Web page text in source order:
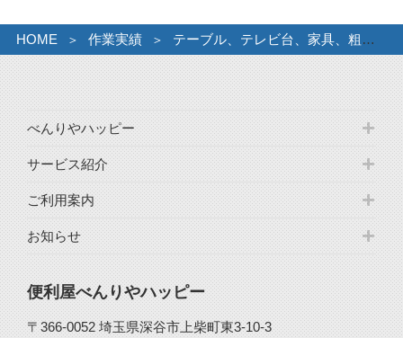
HOME 作業実績 テーブル、テレビ台、家具、粗大廃棄ごみ
べんりやハッピー
サービス紹介
ご利用案内
お知らせ
便利屋べんりやハッピー
〒366-0052 埼玉県深谷市上柴町東3-10-3